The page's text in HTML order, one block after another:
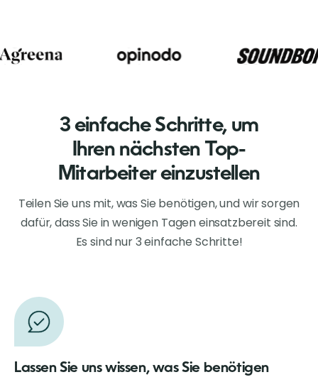
3 einfache Schritte, um
Ihren nächsten Top-
Mitarbeiter einzustellen
Teilen Sie uns mit, was Sie benötigen, und wir sorgen
dafür, dass Sie in wenigen Tagen einsatzbereit sind.
Es sind nur 3 einfache Schritte!
Lassen Sie uns wissen, was Sie benötigen